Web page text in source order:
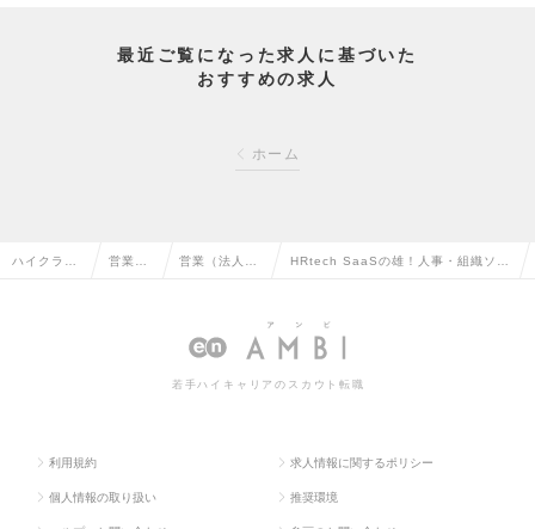
最近ご覧になった求人に基づいた
おすすめの求人
ホーム
ハイクラス 営業系 営業（法人向 HRtech SaaSの雄！人事・組織ソリ
若手ハイキャリアのスカウト転職
利用規約 求人情報に関するポリシー
個人情報の取り扱い 推奨環境